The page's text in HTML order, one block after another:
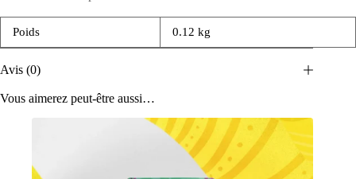
Poids 0.12 kg
Avis (0)
Vous aimerez peut-être aussi…